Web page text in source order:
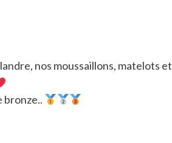
nos moussaillons, matelots et
bronze..